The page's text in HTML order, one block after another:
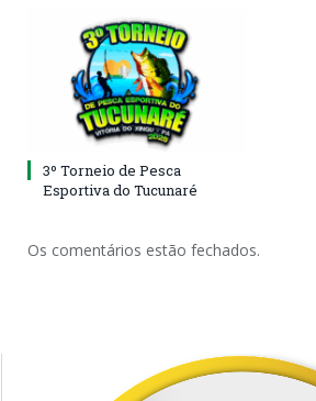
3º Torneio de Pesca
Esportiva do Tucunaré
Os comentários estão fechados.